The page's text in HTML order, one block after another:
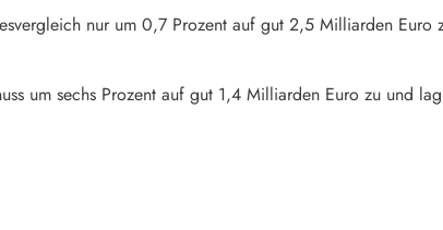
nur um 0,7 Prozent auf gut 2,5 Milliarden Euro
um sechs Prozent auf gut 1,4 Milliarden Euro zu und